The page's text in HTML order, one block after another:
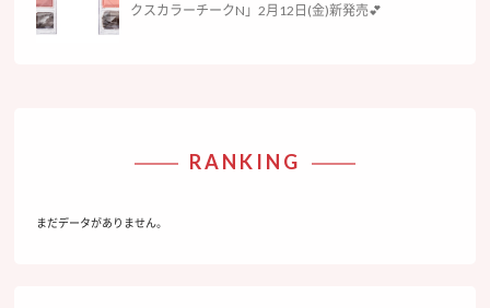
クスカラーチークN」2月12日(金)新発売💕
RANKING
まだデータがありません。